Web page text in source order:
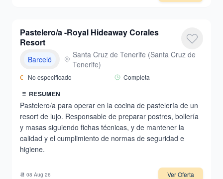
Pastelero/a -Royal Hideaway Corales
Resort
Barceló Santa Cruz de Tenerife (Santa Cruz de
Tenerife)
€ No especificado Completa
RESUMEN
Pastelero/a para operar en la cocina de pastelería de un
resort de lujo. Responsable de preparar postres, bollería
y masas siguiendo fichas técnicas, y de mantener la
calidad y el cumplimiento de normas de seguridad e
higiene.
📆 08 Aug 26 Ver Oferta